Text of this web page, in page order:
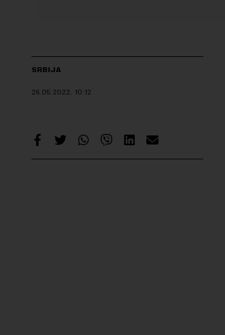
SRBIJA
26.05.2022. 10:12